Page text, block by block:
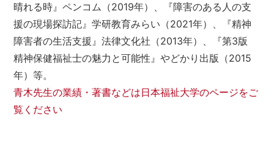
晴れる時』ペンコム（2019年）、『障害のある人の支
援の現場探訪記』学研教育みらい（2021年）、『精神
障害者の生活支援』法律文化社（2013年）、『第3版
精神保健福祉士の魅力と可能性』やどかり出版（2015
年）等。
青木先生の業績・著書などは日本福祉大学のページをご
覧ください